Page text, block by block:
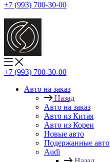
+7 (993) 700-30-00
+7 (993) 700-30-00
Авто на заказ
Назад
Авто на заказ
Авто из Китая
Авто из Кореи
Новые авто
Подержанные авто
Audi